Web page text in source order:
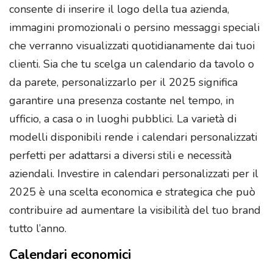
consente di inserire il logo della tua azienda,
immagini promozionali o persino messaggi speciali
che verranno visualizzati quotidianamente dai tuoi
clienti. Sia che tu scelga un calendario da tavolo o
da parete, personalizzarlo per il 2025 significa
garantire una presenza costante nel tempo, in
ufficio, a casa o in luoghi pubblici. La varietà di
modelli disponibili rende i calendari personalizzati
perfetti per adattarsi a diversi stili e necessità
aziendali. Investire in calendari personalizzati per il
2025 è una scelta economica e strategica che può
contribuire ad aumentare la visibilità del tuo brand
tutto l’anno​.
Calendari economici